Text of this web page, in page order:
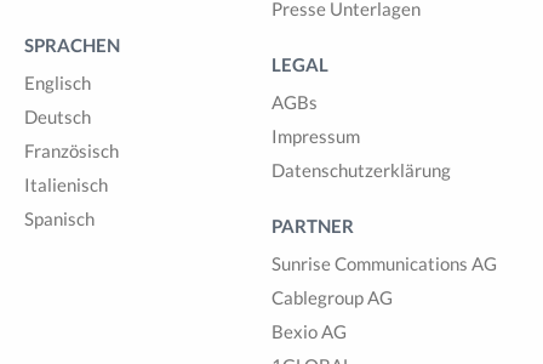
SPRACHEN
Englisch
Deutsch
Französisch
Italienisch
Spanisch
Presse Unterlagen
LEGAL
AGBs
Impressum
Datenschutzerklärung
PARTNER
Sunrise Communications AG
Cablegroup AG
Bexio AG